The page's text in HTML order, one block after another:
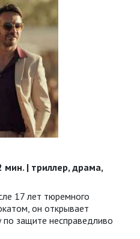
мин. | триллер, драма,
17 лет тюремного
он открывает
по защите несправедливо